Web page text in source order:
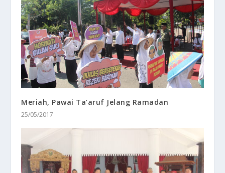
Meriah, Pawai Ta’aruf Jelang Ramadan
25/05/2017